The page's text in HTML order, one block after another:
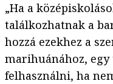
„Ha a
találkozhatnak a
hozzá ezekhez a
marihuánához,
felhasználni, ha